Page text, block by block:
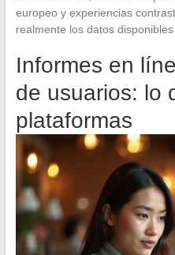
europeo y experiencias
realmente los datos
Informes en
de usuarios: lo
plataformas